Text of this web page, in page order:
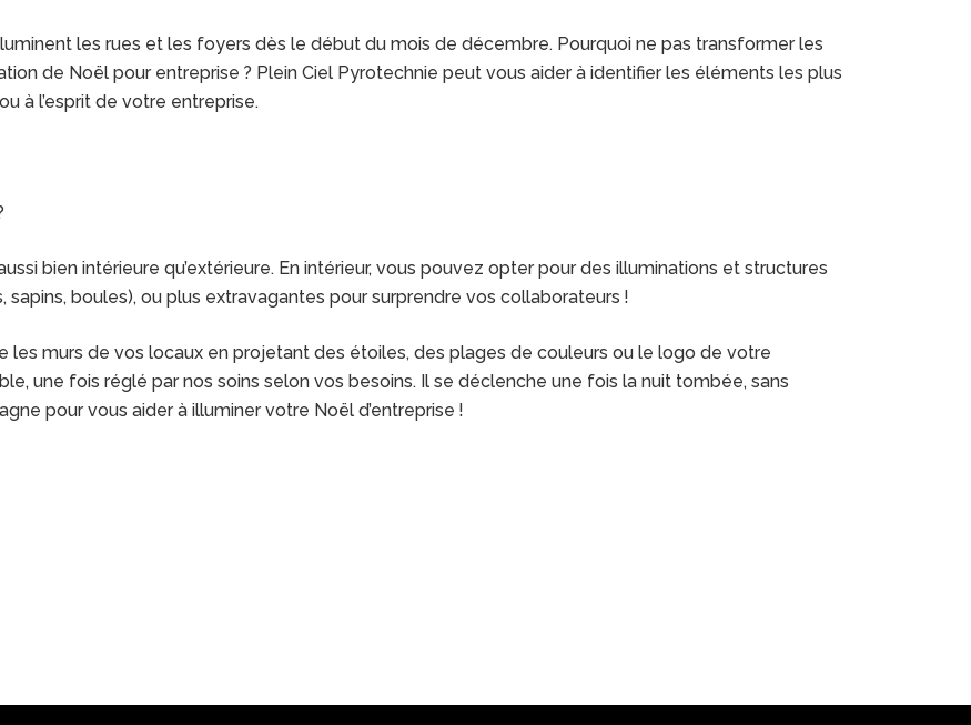
les rues et les foyers dès le début du mois de décembre. Pourquoi ne pas transformer les
de Noël pour entreprise ? Plein Ciel Pyrotechnie peut vous aider à identifier les éléments les plus
à l’esprit de votre entreprise.
bien intérieure qu’extérieure. En intérieur, vous pouvez opter pour des illuminations et structures
boules), ou plus extravagantes pour surprendre vos collaborateurs !
les murs de vos locaux en projetant des étoiles, des plages de couleurs ou le logo de votre
une fois réglé par nos soins selon vos besoins. Il se déclenche une fois la nuit tombée, sans
pour vous aider à illuminer votre Noël d’entreprise !